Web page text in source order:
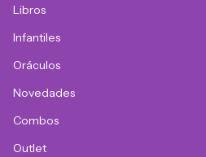
Libros
Infantiles
Oráculos
Novedades
Combos
Outlet